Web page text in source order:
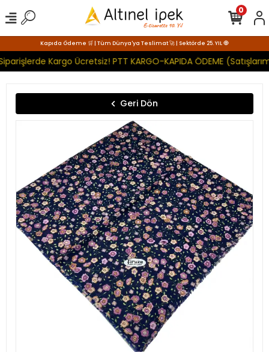
Kapıda Ödeme 🛒 | Tüm Dünya'ya Teslimat 🚀 | Sektörde 25. YIL 🧿
Kargo Ücretsiz! PTT KARGO-KAPIDA ÖDEME
0
Geri Dön